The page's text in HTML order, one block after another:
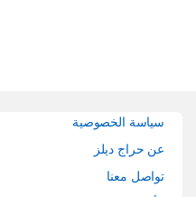
سياسة الخصوصية
عن حراج ديلز
تواصل معنا